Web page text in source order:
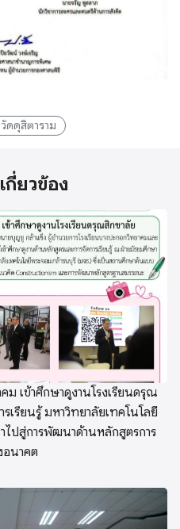
ดดุสิตาราม
กี่ยวข้อง
ม เข้าศึกษาดูงานโรงเรียนดรุณ
เรียนรู้ มหาวิทยาลัยเทคโนโลยี
ปสู่การพัฒนาด้านหลักสูตรการ
นาคต